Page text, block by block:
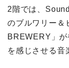
2階では、
のブルワリー＆
BREWERY」
を感じさせる音